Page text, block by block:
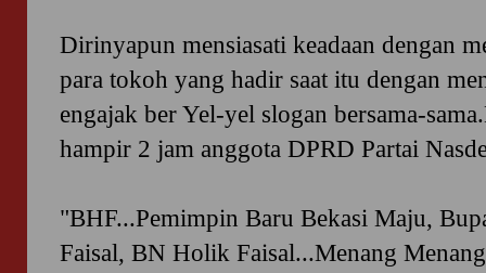
Dirinyapun mensiasati keadaan dengan
para tokoh yang hadir saat itu dengan
engajak ber Yel-yel slogan bersama-
hampir 2 jam anggota DPRD Partai
"BHF...Pemimpin Baru Bekasi Maju,
Faisal, BN Holik Faisal...Menang